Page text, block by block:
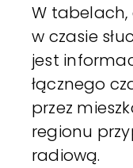
W tabelach,
w czasie
jest
łącznego
przez
regionu
radiową.